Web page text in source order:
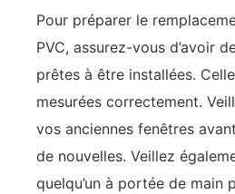
Pour préparer le
PVC, assurez-vous d’avoir
prêtes à être installées.
mesurées correctement.
vos anciennes fenêtres
de nouvelles. Veillez
quelqu’un à portée de main